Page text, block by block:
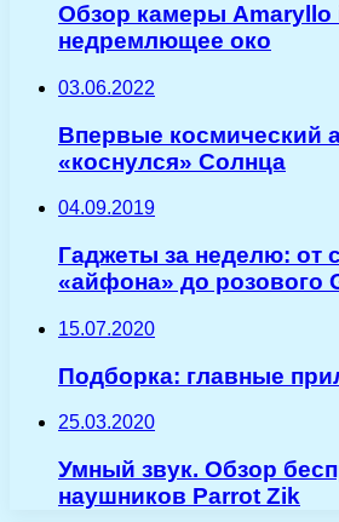
Обзор камеры Amaryllo
недремлющее око
03.06.2022
Впервые космический
«коснулся» Солнца
04.09.2019
Гаджеты за неделю: от
«айфона» до розового
15.07.2020
Подборка: главные
25.03.2020
Умный звук. Обзор
наушников Parrot Zik